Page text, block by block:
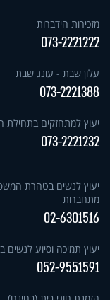
מזכירות הידברות
073-2221222
עלון שבת - עונג שבת
073-2221388
יעוץ למתחזקים בתחילת
073-2221232
יעוץ לנשים בטהרת
מתחברות
02-6301516
יעוץ תמיכה וסיוע לנשים
052-9551591